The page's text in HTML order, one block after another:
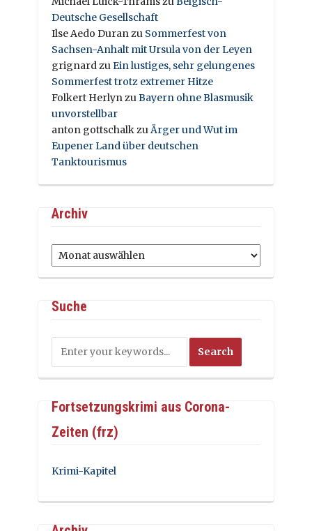
Deutsche Gesellschaft
Ilse Aedo Duranzu Sommerfest von
Sachsen-Anhalt mit Ursula von der Leyen
grignardzuEin lustiges, sehr gelungenes
Sommerfest trotz extremer Hitze
Folkert HerlynzuBayern ohne Blasmusik
unvorstellbar
anton gottschalkzuÄrger und Wut im
Eupener Land über deutschen
Tanktourismus
Archiv
Archiv
Suche
Fortsetzungskrimi aus Corona-
Zeiten (frz)
Krimi-Kapitel